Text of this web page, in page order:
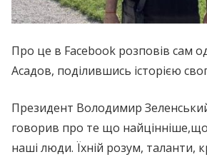
Про це в Facebook розповів сам
Асадов, поділившись історією
Президент Володимир
говорив про те що
наші люди. Їхній розум, таланти,